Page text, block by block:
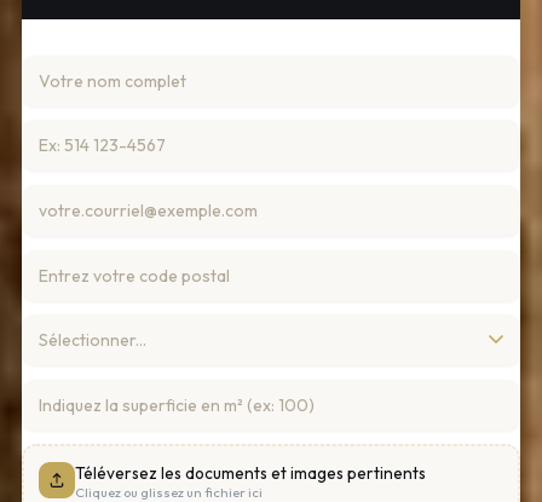
Téléversez les documents et images pertinents
Cliquez ou glissez un fichier ici